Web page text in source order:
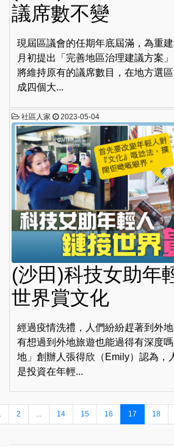
議席數不變
現屆區議會的任期年底屆滿，為重
月初提出「完善地區治理建議方案
將維持原有的議席數目，在地方選
成四個大...
社區人家 2023-05-04
(沙田)科技女助年
世界賞文化
經過疫情洗禮，人們紛紛趕著到外地
有想過到外地旅遊也能過得有深度
地」創辦人張得欣（Emily）認為，
是投資在年輕...
2 14 15 16 17 18